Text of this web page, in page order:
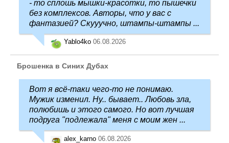
- то сплошь мышки-красотки, то пышечки
без комплексов. Авторы, что у вас с
фантазией? Скууучно, штампы-штампы ...
Yablo4ko 06.08.2026
Брошенка в Синих Дубах
Вот я всё-таки чего-то не понимаю.
Мужик изменил. Ну.. бывает.. Любовь зла,
полюбишь и этого самого. Но вот лучшая
подруга "подлежала" меня с моим жен ...
alex_karno 06.08.2026